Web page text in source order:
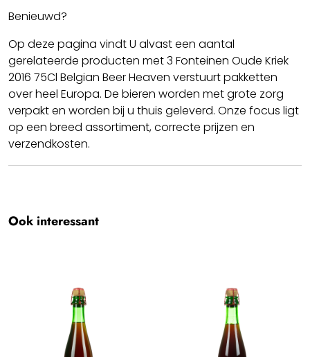
Benieuwd?
Op deze pagina vindt U alvast een aantal
gerelateerde producten met 3 Fonteinen Oude Kriek
2016 75Cl Belgian Beer Heaven verstuurt pakketten
over heel Europa. De bieren worden met grote zorg
verpakt en worden bij u thuis geleverd. Onze focus ligt
op een breed assortiment, correcte prijzen en
verzendkosten.
Team BBH
Ook interessant